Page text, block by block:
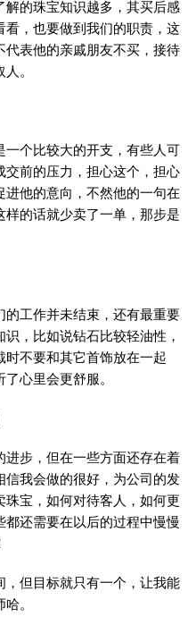
的珠宝知识越多，其买后感
看，也要做到我们的职责，这
代表他的亲戚朋友不买，接待
。
个比较大的开支，有些人可
前的压力，担心这个，担心
他的意向，不然他的一句在
的话就少卖了一单，那步是
的工作并未结束，还有最重要
，比如说钻石比较轻油性，
不要和其它首饰放在一起
心里会更舒服。
步，但在一些方面还存在着
我会做的很好，为公司的发
宝，如何对待客人，如何更
还需要在以后的过程中慢慢
但目标就只有一个，让我能
。